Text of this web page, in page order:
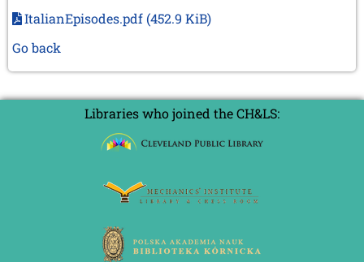
ItalianEpisodes.pdf (452.9 KiB)
Go back
Libraries who joined the CH&LS: